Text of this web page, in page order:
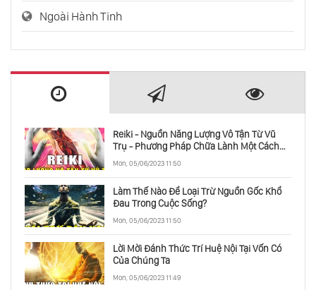
Tại Sao Tôi Yêu Một Đất Nước Đã Từng Phản
Những Gì Tôi Học Được Từ 100 Ngày Bị Từ
Ý Tưởng Đằng Sau Linux
Tương Lai Của Chúng Ta Có Thật Sự Buồn
Ngoài Hành Tinh
Reiki - Nguồn Năng Lượng Vô Tận Từ Vũ
Trụ - Phương Pháp Chữa Lành Một Cách
Mon, 05/06/2023 11:50
Làm Thế Nào Để Loại Trừ Nguồn Gốc Khổ
Đau Trong Cuộc Sống?
Mon, 05/06/2023 11:50
Lời Mời Đánh Thức Trí Huệ Nội Tại Vốn Có
Của Chúng Ta
Mon, 05/06/2023 11:49